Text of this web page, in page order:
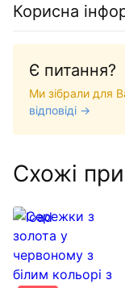
Корисна
Є питання?
Ми зібрали для
відповіді →
Схожі